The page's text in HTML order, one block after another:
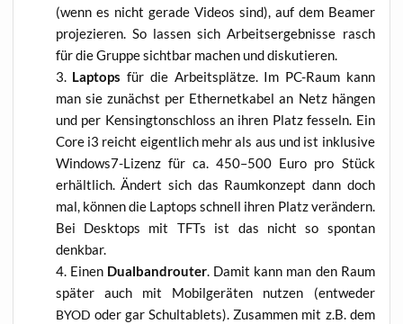
(wenn es nicht gera­de Vide­os sind), auf dem Bea­mer
pro­je­zie­ren. So las­sen sich Arbeits­er­geb­nis­se rasch
für die Grup­pe sicht­bar machen und diskutieren.
Lap­tops für die Arbeits­plät­ze. Im PC-Raum kann
man sie zunächst per Ether­net­ka­bel an Netz hän­gen
und per Ken­sing­ton­schloss an ihren Platz fes­seln. Ein
Core i3 reicht eigent­lich mehr als aus und ist inklu­si­ve
Win­dows7-Lizenz für ca. 450–500 Euro pro Stück
erhält­lich. Ändert sich das Raum­kon­zept dann doch
mal, kön­nen die Lap­tops schnell ihren Platz ver­än­dern.
Bei Desk­tops mit TFTs ist das nicht so spon­tan
denkbar.
Einen Dual­band­rou­ter. Damit kann man den Raum
spä­ter auch mit Mobil­ge­rä­ten nut­zen (ent­we­der
BYOD oder gar Schul­ta­blets). Zusam­men mit z.B. dem